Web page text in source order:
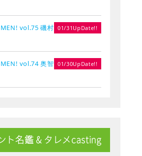
vol.75 磯村 01/31UpDate!!
vol.74 奥智 01/30UpDate!!
ト名鑑 & タレメcasting